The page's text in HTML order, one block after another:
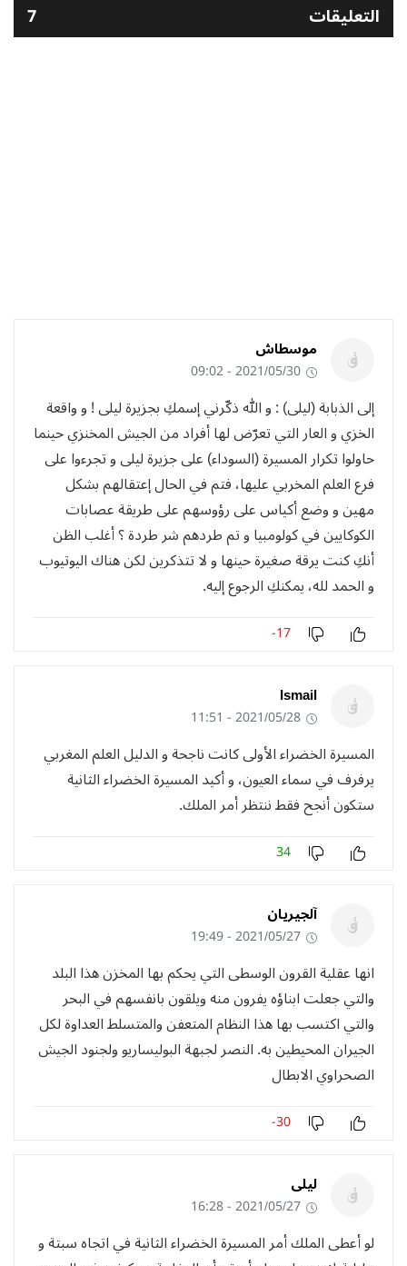
التعليقات 7
موسطاش
2021/05/30 - 09:02
إلى الذبابة (ليلى) : و الله ذكّرني إسمكِ بجزيرة ليلى ! و واقعة
الخزي و العار التي تعرّض لها أفراد من الجيش المخنزي حينما
حاولوا تكرار المسيرة (السوداء) على جزيرة ليلى و تجرءوا على
فرع العلم المخربي عليها، فتم في الحال إعتقالهم بشكل
مهين و وضع أكياس على رؤوسهم على طريقة عصابات
الكوكايين في كولومبيا و تم طردهم شر طردة ؟ أغلب الظن
أنكِ كنت يرقة صغيرة حينها و لا تتذكرين لكن هناك اليوتيوب
و الحمد لله، يمكنكِ الرجوع إليه.
-17
Ismail
2021/05/28 - 11:51
المسيرة الخضراء الأولى كانت ناجحة و الدليل العلم المغربي
يرفرف في سماء العيون، و أكيد المسيرة الخضراء الثانية
ستكون أنجح فقط ننتظر أمر الملك.
34
آلجيريان
2021/05/27 - 19:49
انها عقلية القرون الوسطى التي يحكم بها المخزن هذا البلد
والتي جعلت ابناؤه يفرون منه ويلقون بانفسهم في البحر
والتي اكتسب بها هذا النظام المتعفن والمتسلط العداوة لكل
الجيران المحيطين به. النصر لجبهة البوليساريو ولجنود الجيش
الصحراوي الابطال
-30
ليلى
2021/05/27 - 16:28
لو أعطى الملك أمر المسيرة الخضراء الثانية في اتجاه سبتة و